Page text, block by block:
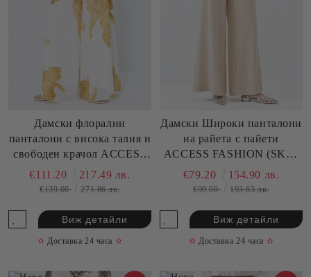
Дамски флорални
панталони с висока талия и
свободен крачол ACCESS
FASHION (SKU) 5100
€111.20 217.49 лв.
€139.00 271.86 лв.
Виж детайли
✫ Доставка 24 часа ✫
Дамски Широки панталони
на райета с пайети
ACCESS FASHION (SKU)
5049
€79.20 154.90 лв.
€99.00 193.63 лв.
Виж детайли
✫ Доставка 24 часа ✫